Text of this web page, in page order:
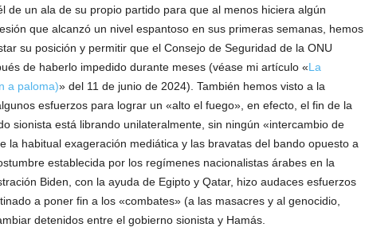
de un ala de su propio partido para que al menos hiciera algún
que alcanzó un nivel espantoso en sus primeras semanas, hemos
su posición y permitir que el Consejo de Seguridad de la ONU
de haberlo impedido durante meses (véase mi artículo «La
a paloma)» del 11 de junio de 2024). También hemos visto a la
esfuerzos para lograr un «alto el fuego», en efecto, el fin de la
sionista está librando unilateralmente, sin ningún «intercambio de
la habitual exageración mediática y las bravatas del bando opuesto a
establecida por los regímenes nacionalistas árabes en la
Biden, con la ayuda de Egipto y Qatar, hizo audaces esfuerzos
a poner fin a los «combates» (a las masacres y al genocidio,
detenidos entre el gobierno sionista y Hamás.